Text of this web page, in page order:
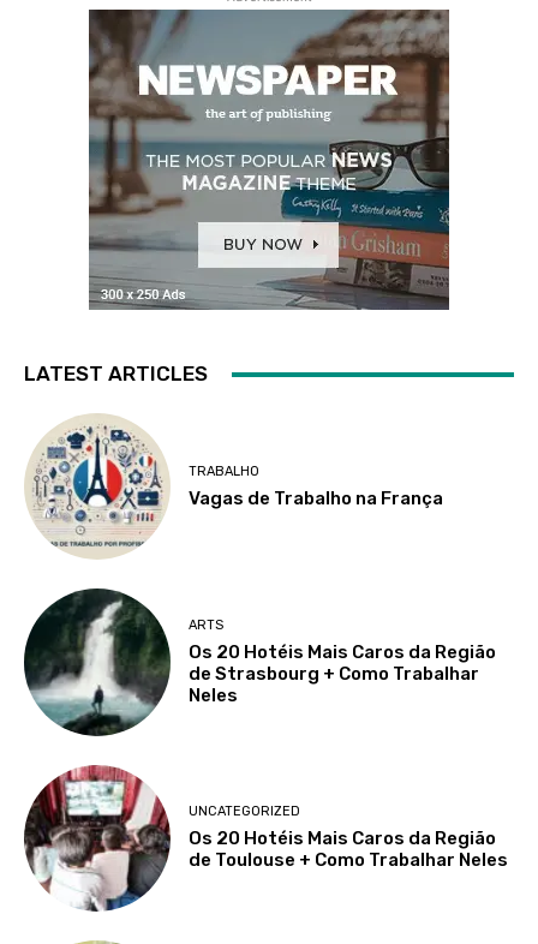
LATEST ARTICLES
TRABALHO
Vagas de Trabalho na França
ARTS
Os 20 Hotéis Mais Caros da Região
de Strasbourg + Como Trabalhar
Neles
UNCATEGORIZED
Os 20 Hotéis Mais Caros da Região
de Toulouse + Como Trabalhar Neles